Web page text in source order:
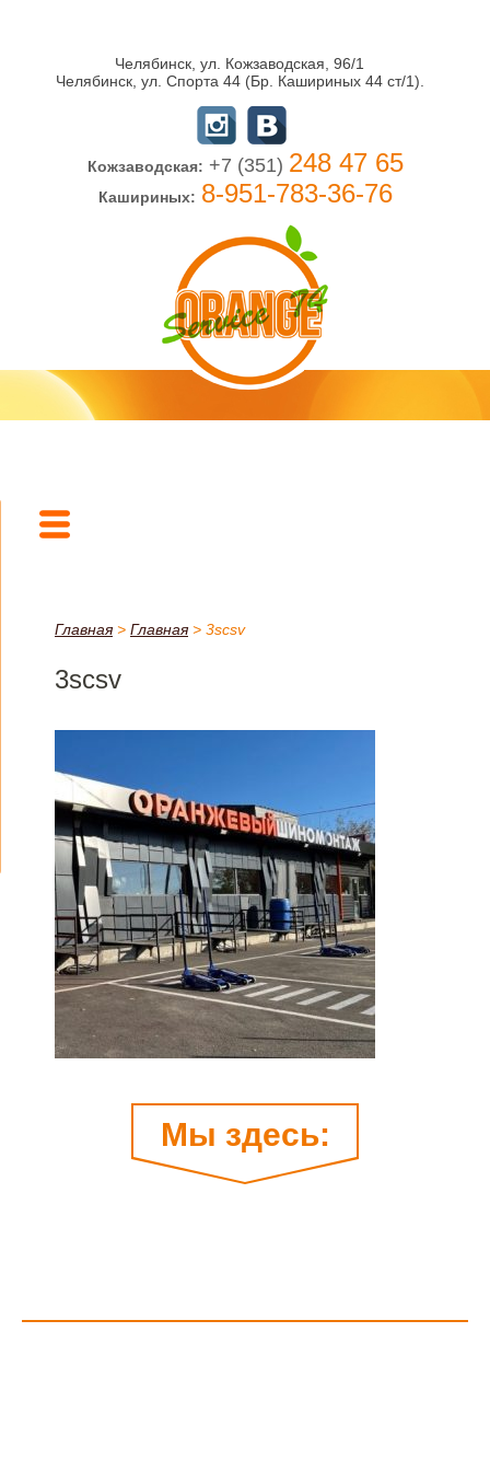
Челябинск, ул. Кожзаводская, 96/1
Челябинск, ул. Спорта 44 (Бр. Кашириных 44 ст/1).
Кожзаводская: +7 (351) 248 47 65
Кашириных: 8-951-783-36-76
Главная> Главная> 3scsv
3scsv
Мы здесь: